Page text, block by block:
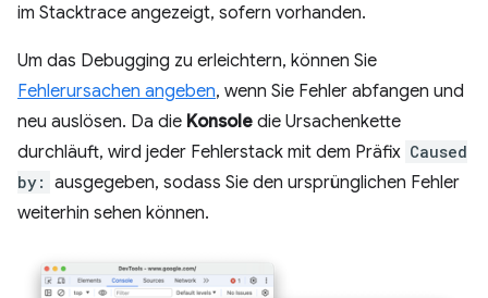
im Stacktrace angezeigt, sofern vorhanden.
Um das Debugging zu erleichtern, können Sie
Fehlerursachen angeben, wenn Sie Fehler abfangen und
neu auslösen. Da die Konsole die Ursachenkette
durchläuft, wird jeder Fehlerstack mit dem Präfix Caused
by: ausgegeben, sodass Sie den ursprünglichen Fehler
weiterhin sehen können.